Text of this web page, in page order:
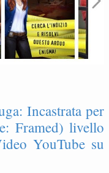
Incastrata per
Framed) livello
YouTube su